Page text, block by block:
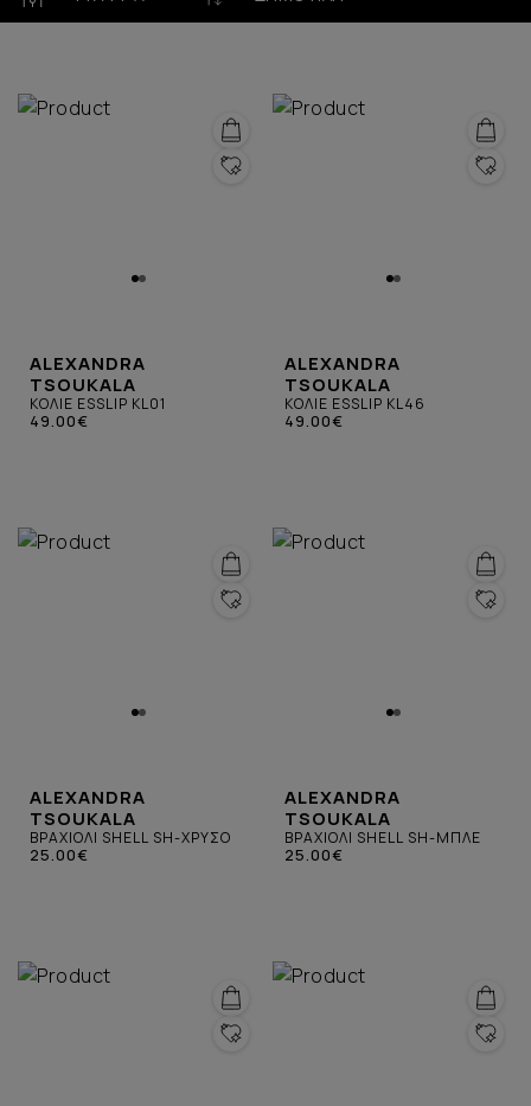
ALEXANDRA
TSOUKALA
ΚΟΛΙΕ ESSLIP KL01
49.00€
ALEXANDRA
TSOUKALA
ΚΟΛΙΕ ESSLIP KL46
49.00€
ALEXANDRA
TSOUKALA
ΒΡΑΧΙΟΛΙ SHELL SH-ΧΡΥΣΟ
25.00€
ALEXANDRA
TSOUKALA
ΒΡΑΧΙΟΛΙ SHELL SH-ΜΠΛΕ
25.00€